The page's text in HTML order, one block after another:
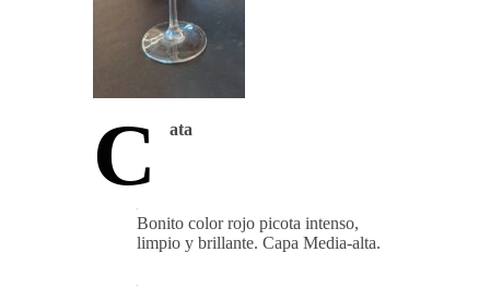
C ata
Bonito color rojo picota intenso,
limpio y brillante. Capa Media-alta.